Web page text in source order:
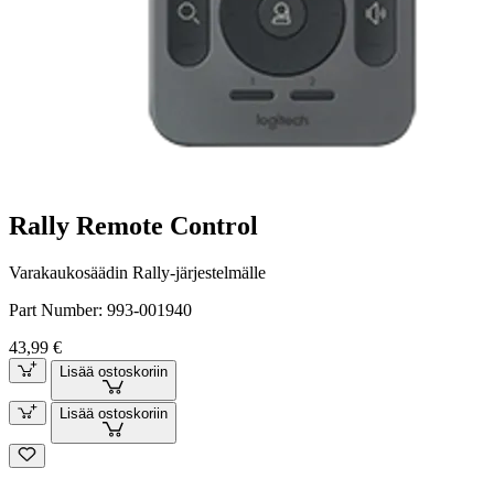
Rally Remote Control
Varakaukosäädin Rally-järjestelmälle
Part Number: 993-001940
43,99 €
Lisää ostoskoriin
Lisää ostoskoriin